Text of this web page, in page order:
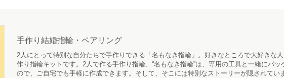
手作り結婚指輪・ペアリング
2人にとって特別な自分たちで手作りできる「名もなき指輪」。好きなところで大好きな
作り指輪キットです。2人で作る手作り指輪、“名もなき指輪”は、専用の工具と一緒にパッ
ので、ご自宅でも手軽に作成できます。そして、そこには特別なストーリーが隠されてい